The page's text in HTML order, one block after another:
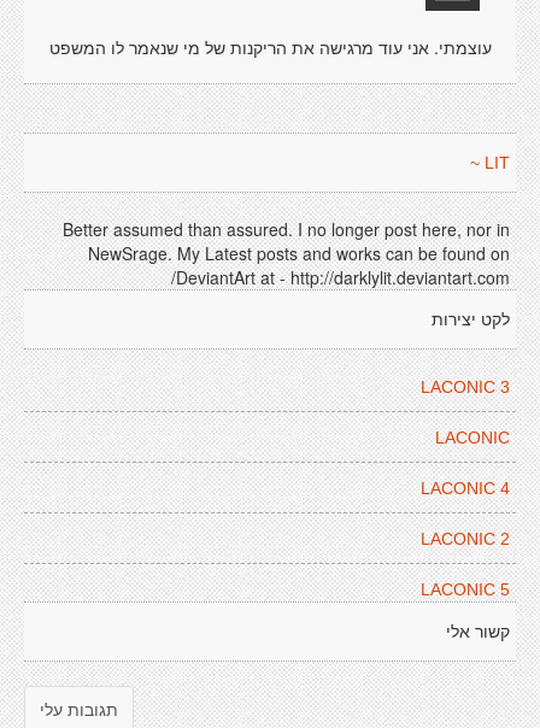
עוצמתי. אני עוד מרגישה את הריקנות של מי שנאמר לו המשפט
LIT ~
Better assumed than assured. I no longer post here, nor in
NewSrage. My Latest posts and works can be found on
DeviantArt at - http://darklylit.deviantart.com/
לקט יצירות
LACONIC 3
LACONIC
LACONIC 4
LACONIC 2
LACONIC 5
קשור אלי
תגובות עלי